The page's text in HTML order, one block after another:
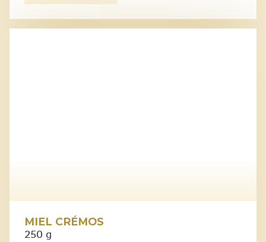
MIEL CRÉMOS
250 g